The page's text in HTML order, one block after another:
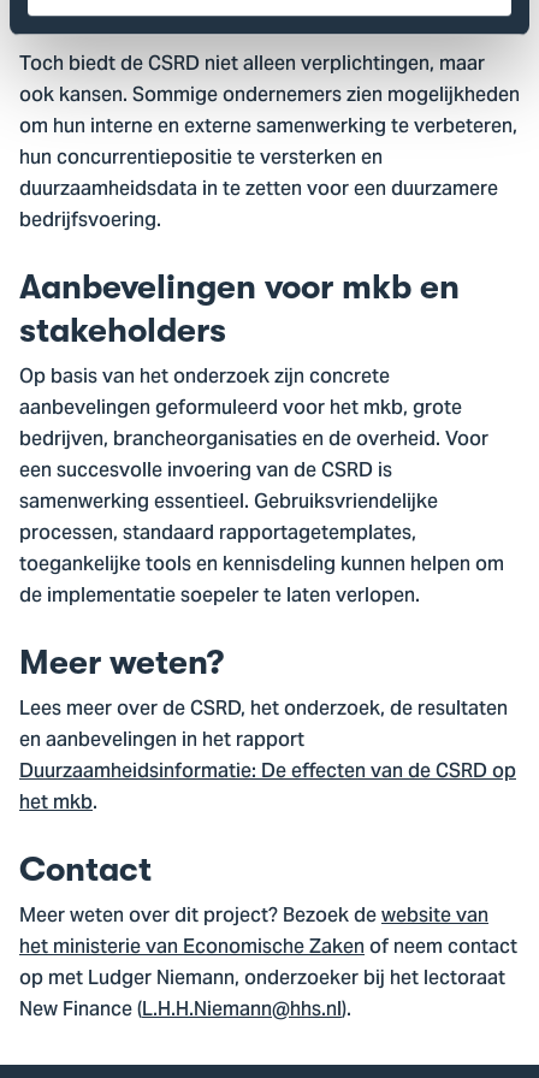
uitdaging.
Toch biedt de CSRD niet alleen verplichtingen, maar
ook kansen. Sommige ondernemers zien mogelijkheden
om hun interne en externe samenwerking te verbeteren,
hun concurrentiepositie te versterken en
duurzaamheidsdata in te zetten voor een duurzamere
bedrijfsvoering.
Aanbevelingen voor mkb en
stakeholders
Op basis van het onderzoek zijn concrete
aanbevelingen geformuleerd voor het mkb, grote
bedrijven, brancheorganisaties en de overheid. Voor
een succesvolle invoering van de CSRD is
samenwerking essentieel. Gebruiksvriendelijke
processen, standaard rapportagetemplates,
toegankelijke tools en kennisdeling kunnen helpen om
de implementatie soepeler te laten verlopen.
Meer weten?
Lees meer over de CSRD, het onderzoek, de resultaten
en aanbevelingen in het rapport
Duurzaamheidsinformatie: De effecten van de CSRD op
het mkb.
Contact
Meer weten over dit project? Bezoek dewebsite van
het ministerie van Economische Zakenof neem contact
op met Ludger Niemann, onderzoeker bij het lectoraat
New Finance (L.H.H.Niemann@hhs.nl).